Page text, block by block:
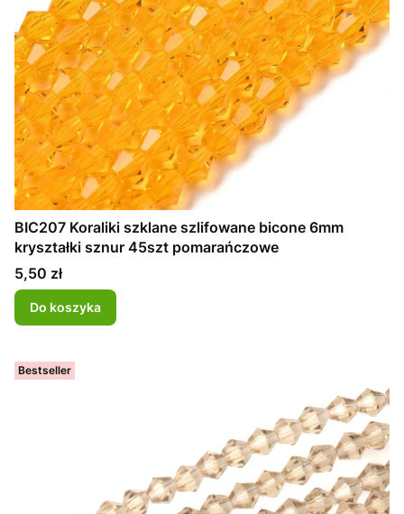
BIC207 Koraliki szklane szlifowane bicone 6mm
kryształki sznur 45szt pomarańczowe
Cena
5,50 zł
Do koszyka
Bestseller